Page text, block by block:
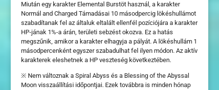
Miután egy karakter Elemental Burstöt használ, a karakter
Normál and Charged Támadásai 10 másodpercig lökéshullámot
szabadítanak fel az általuk eltalált ellenfél pozíciójára a karakter
HP-jának 1%-a árán, területi sebzést okozva. Ez a hatás
megszűnik, amikor a karakter elhagyja a pályát. A lökéshullám 1
másodpercenként egyszer szabadulhat fel ilyen módon. Az aktív
karakterek eleshetnek a HP veszteség következtében.
※ Nem változnak a Spiral Abyss és a Blessing of the Abyssal
Moon visszaállítási időpontjai. Ezek továbbra is minden hónap